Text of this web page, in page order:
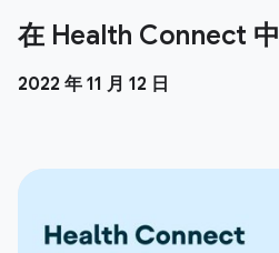
在 Health Connect
2022 年 11 月 12 日